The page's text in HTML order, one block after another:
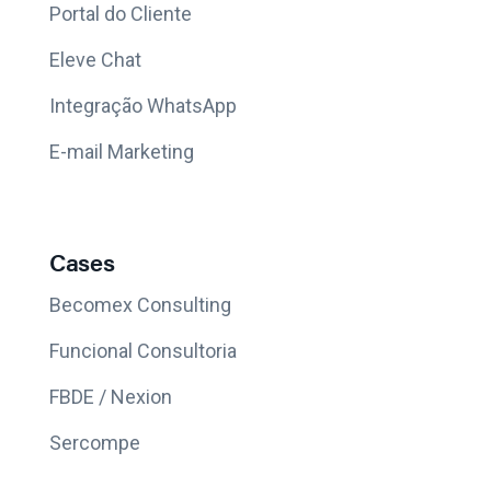
Portal do Cliente
Eleve Chat
Integração WhatsApp
E-mail Marketing
Cases
Becomex Consulting
Funcional Consultoria
FBDE / Nexion
Sercompe